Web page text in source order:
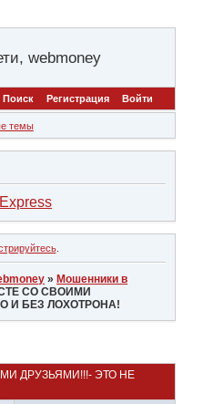
webmoney
Поиск Регистрация Войти
темы
.
» Мошенники в
СО СВОИМИ
И БЕЗ ЛОХОТРОНА!
ДРУЗЬЯМИ!!!- ЭТО НЕ